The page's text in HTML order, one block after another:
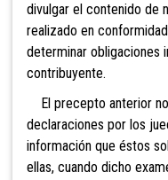
divulgar el contenido de
realizado en
determinar obligaciones
contribuyente.
El precepto anterior
declaraciones por los
información que éstos
ellas, cuando dicho